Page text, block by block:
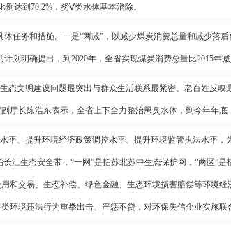
达到70.2%，劣Ⅴ类水体基本消除。
任务和措施。一是“两减”，以减少煤炭消费总量和减少落
划明确提出，到2020年，全省实现煤炭消费总量比2015年
文明建设问题最突出与群众生活联系最紧密、老百姓反
厅长陈浩东表示，全省上下全力整治黑臭水体，到今年年底
、提升环境经济政策调控水平、提升环境监管执法水平，
长江生态安全带，“一网”是指苏北苏中生态保护网，“两区
和交易、生态补偿、绿色金融、生态环境损害赔偿等环境
环境违法行为重拳出击、严惩不贷，对环保失信企业实施联